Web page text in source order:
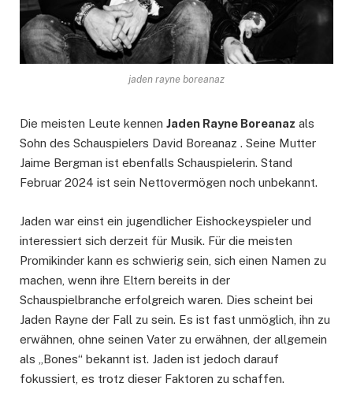
jaden rayne boreanaz
Die meisten Leute kennen Jaden Rayne Boreanaz als
Sohn des Schauspielers David Boreanaz . Seine Mutter
Jaime Bergman ist ebenfalls Schauspielerin. Stand
Februar 2024 ist sein Nettovermögen noch unbekannt.
Jaden war einst ein jugendlicher Eishockeyspieler und
interessiert sich derzeit für Musik. Für die meisten
Promikinder kann es schwierig sein, sich einen Namen zu
machen, wenn ihre Eltern bereits in der
Schauspielbranche erfolgreich waren. Dies scheint bei
Jaden Rayne der Fall zu sein. Es ist fast unmöglich, ihn zu
erwähnen, ohne seinen Vater zu erwähnen, der allgemein
als „Bones“ bekannt ist. Jaden ist jedoch darauf
fokussiert, es trotz dieser Faktoren zu schaffen.